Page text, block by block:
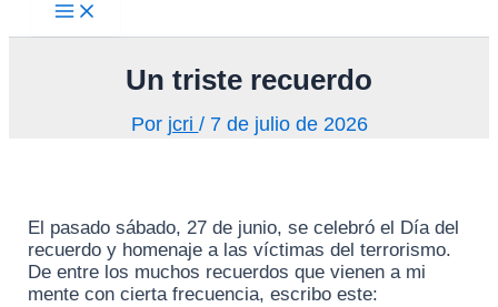
Un triste recuerdo
Por jcri / 7 de julio de 2026
El pasado sábado, 27 de junio, se celebró el Día del
recuerdo y homenaje a las víctimas del terrorismo.
De entre los muchos recuerdos que vienen a mi
mente con cierta frecuencia, escribo este: